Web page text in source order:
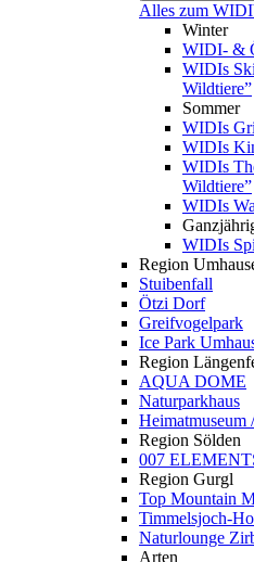
Alles zum
Winter
WIDI- &
WIDIs
Wildtiere”
Sommer
WIDIs
WIDIs
WIDIs
Wildtiere”
WIDIs
WIDIs
Region
Stuibenfall
Ötzi Dorf
Greifvogelpark
Ice Park
Region
AQUA DOME
Naturparkhaus
Heimatmuseum
Region Sölden
007
Region Gurgl
Top Mountain
Timmelsjoch-
Naturlounge
Arten